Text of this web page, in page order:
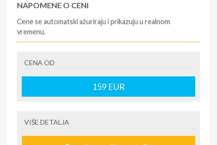
NAPOMENE O CENI
Cene se automatski ažuriraju i prikazuju u realnom
vremenu.
- rezervisane i potvrđene usluge u izabranoj smeštajnoj
jedinici prema opisu; - korišćenje hotelskih sadržaja
prema opisu; - boravišne takse, koje se razlikuju od
hotela do hotela i iznose od 1 EUR dnevno po osobi, do
CENA OD
159 EUR
VIŠE DETALJA